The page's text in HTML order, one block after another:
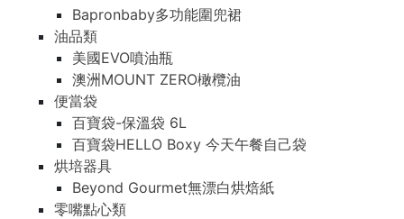
Bapronbaby多功能圍兜裙
油品類
美國EVO噴油瓶
澳洲MOUNT ZERO橄欖油
便當袋
百寶袋-保溫袋 6L
百寶袋HELLO Boxy 今天午餐自己袋
烘培器具
Beyond Gourmet無漂白烘焙紙
零嘴點心類